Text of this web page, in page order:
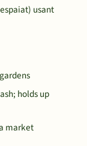
usant
holds up
market